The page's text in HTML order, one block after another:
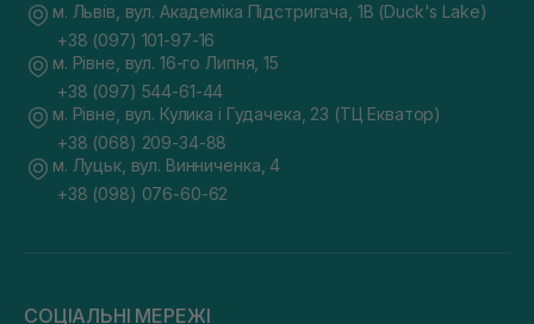
м. Львів, вул. Академіка Підстригача, 1В (Duck's Lake)
+38 (097) 101-97-16
м. Рівне, вул. 16-го Липня, 15
+38 (097) 544-61-44
м. Рівне, вул. Кулика і Гудачека, 23 (ТЦ Екватор)
+38 (068) 209-34-88
м. Луцьк, вул. Винниченка, 4
+38 (098) 076-60-62
СОЦІАЛЬНІ МЕРЕЖІ